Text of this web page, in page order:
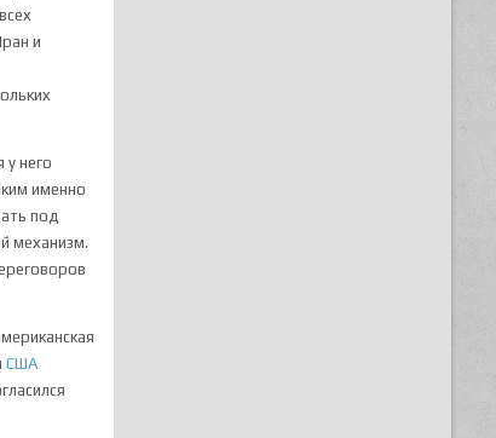
и
него
именно
под
механизм.
США